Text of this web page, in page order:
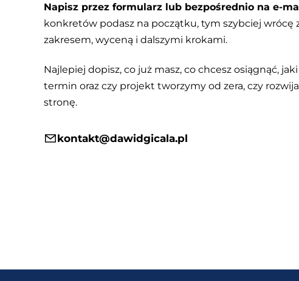
Napisz przez formularz lub bezpośrednio na e-
konkretów podasz na początku, tym szybciej wrócę
zakresem, wyceną i dalszymi krokami.
Najlepiej dopisz, co już masz, co chcesz osiągnąć,
termin oraz czy projekt tworzymy od zera, czy
stronę.
kontakt@dawidgicala.pl